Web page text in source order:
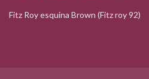
Fitz Roy esquina Brown (Fitz roy 92)